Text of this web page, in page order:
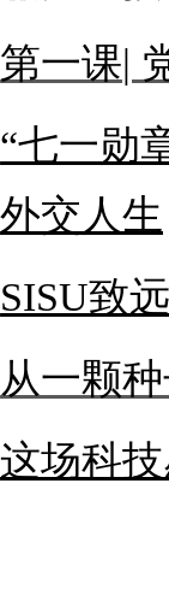
第一课|
“七一勋
外交人生
SISU致
从一颗
这场科